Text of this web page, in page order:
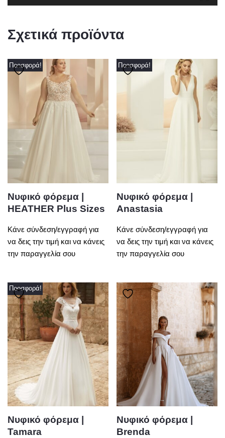
Σχετικά προϊόντα
Προσφορά!
Νυφικό φόρεμα |
HEATHER Plus Sizes
Κάνε σύνδεση/εγγραφή για
να δεις την τιμή και να κάνεις
την παραγγελία σου
Προσφορά!
Νυφικό φόρεμα |
Anastasia
Κάνε σύνδεση/εγγραφή για
να δεις την τιμή και να κάνεις
την παραγγελία σου
Προσφορά!
Νυφικό φόρεμα |
Tamara
Νυφικό φόρεμα |
Brenda